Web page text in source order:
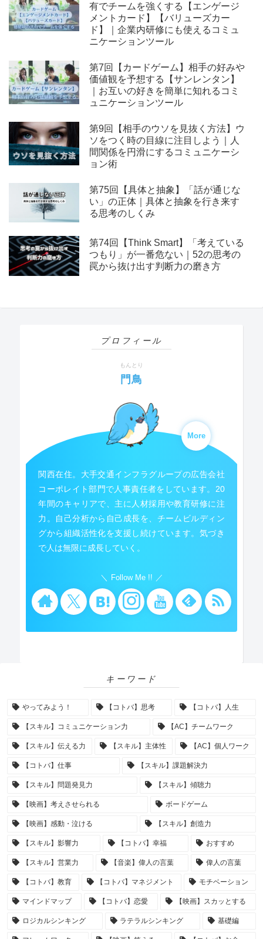
有でチームを強くする【エンゲージ
メントカード】【バリューズカー
ド】｜企業内研修にも使えるコミュ
ニケーションツール
第7回【カードゲーム】相手の好みや
価値観を予想する【サンレンタン】
｜お互いの好きを簡単に知れるコミ
ュニケーションツール
第9回【相手のウソを見抜く方法】ウ
ソをつく時の目線に注目しよう｜人
間関係を円滑にするコミュニケーシ
ョン術
第75回【具体と抽象】「話が通じな
い」の正体｜具体と抽象を行き来す
る思考のしくみ
第74回【Think Smart】「考えている
つもり」が一番危ない｜52の思考の
罠から抜け出す判断力の磨き方
プロフィール
もんとり
門鳥
More
関西在住。大手交通インフラグループの広告会社
コーポレイト部門で人事責任者をしています。20
年間のキャリアで、主に人材採用や教育研修に注
力。自己分析から自己成長を、チームビルディン
グから組織活性化を支援し続けています。気づき
で人は無限に成長していく。
Follow Me !!
キーワード
やってみよう！ 【コトバ】思考 【コトバ】人生
【スキル】コミュニケーション力 【AC】チームワーク
【スキル】伝える力 【スキル】主体性 【AC】個人ワーク
【コトバ】仕事 【スキル】課題解決力
【スキル】問題発見力 【スキル】傾聴力
【映画】考えさせられる ボードゲーム
【映画】感動・泣ける 【スキル】創造力
【スキル】影響力 【コトバ】幸福 おすすめ
【スキル】営業力 【音楽】偉人の言葉 偉人の言葉
【コトバ】教育 【コトバ】マネジメント モチベーション
マインドマップ 【コトバ】恋愛 【映画】スカッとする
ロジカルシンキング ラテラルシンキング 基礎編